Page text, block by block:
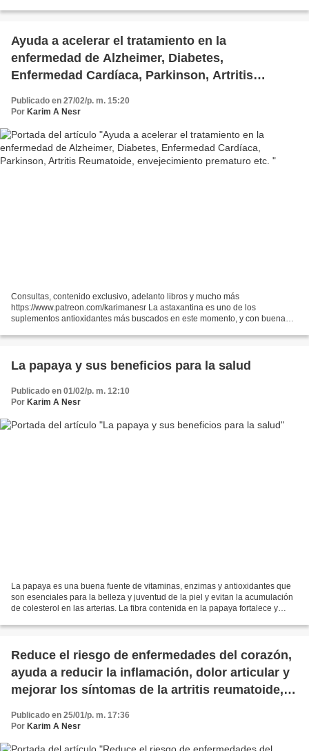
Ayuda a acelerar el tratamiento en la
enfermedad de Alzheimer, Diabetes,
Enfermedad Cardíaca, Parkinson, Artritis
Publicado en 27/02/p. m. 15:20
Por Karim A Nesr
Consultas, contenido exclusivo, adelanto libros y mucho más
https://www.patreon.com/karimanesr La astaxantina es uno de los
suplementos antioxidantes más buscados en este momento, y con buena
La papaya y sus beneficios para la salud
Publicado en 01/02/p. m. 12:10
Por Karim A Nesr
La papaya es una buena fuente de vitaminas, enzimas y antioxidantes que
son esenciales para la belleza y juventud de la piel y evitan la acumulación
de colesterol en las arterias. La fibra contenida en la papaya fortalece y
Reduce el riesgo de enfermedades del corazón,
ayuda a reducir la inflamación, dolor articular y
mejorar los síntomas de la artritis reumatoide,
Publicado en 25/01/p. m. 17:36
Por Karim A Nesr